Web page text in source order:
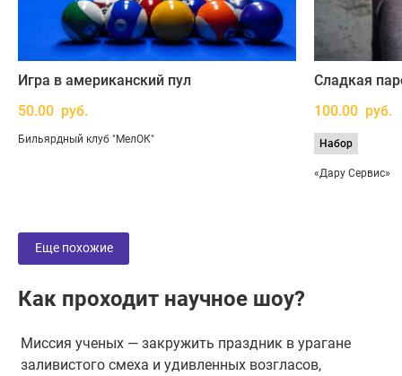
Игра в американский пул
50.00 руб.
Бильярдный клуб "МелОК"
Сладкая
100.00 руб.
Набор
«Дару Сервис»
Еще похожие
Как проходит научное шоу?
Миссия ученых — закружить праздник в урагане
заливистого смеха и удивленных возгласов,